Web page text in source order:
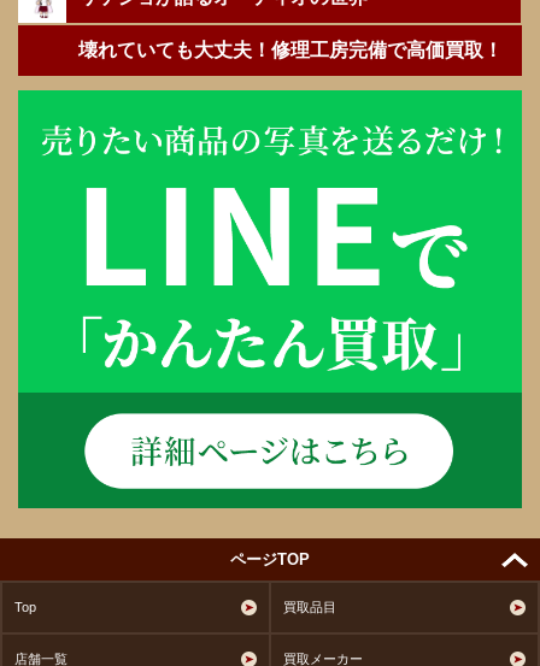
壊れていても大丈夫！修理工房完備で高価買取！
ページTOP
Top 買取品目
店舗一覧 買取メーカー